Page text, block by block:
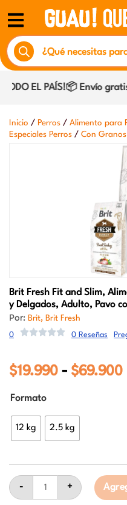
contenido
Búsqueda
de
productos
EL PAÍS!📦 Envío
Inicio / Perros / Alimento para
Especiales Perros / Con
Brit Fresh Fit and Slim,
y Delgados, Adulto, Pavo
Por: Brit, Brit Fresh
0 0 Reseñas
$19.990 - $69.900
Formato
12 kg 2.5 kg
-
Brit
Fresh
Slim,
Alimento
para
Perros
+